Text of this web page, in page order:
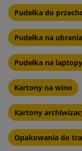
Pudełka do
Pudełka na ubrania
Pudełka na laptopy
Kartony na wino
Kartony
Opakowania do